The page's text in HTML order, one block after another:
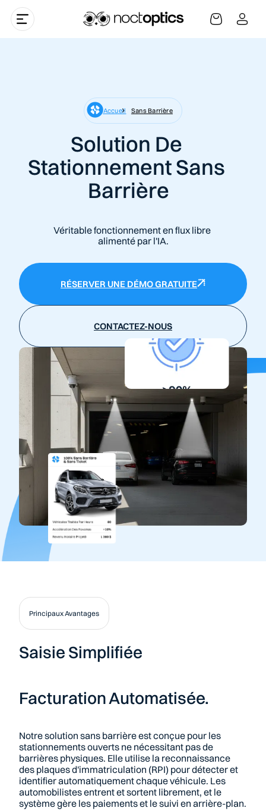
Skip to
content
Cart
in
Accueil Sans Barrière
Solution De
Stationnement Sans
Barrière
Véritable fonctionnement en flux libre
alimenté par l'IA.
RÉSERVER UNE DÉMO GRATUITE
CONTACTEZ-NOUS
Principaux Avantages
Saisie Simplifiée
Facturation Automatisée.
Notre solution sans barrière est conçue pour les
stationnements ouverts ne nécessitant pas de
barrières physiques. Elle utilise la reconnaissance
des plaques d'immatriculation (RPI) pour détecter et
identifier automatiquement chaque véhicule. Les
automobilistes entrent et sortent librement, et le
système gère les paiements et le suivi en arrière-plan.